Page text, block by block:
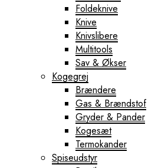
Foldeknive
Knive
Knivslibere
Multitools
Sav & Økser
Kogegrej
Brændere
Gas & Brændstof
Gryder & Pander
Kogesæt
Termokander
Spiseudstyr